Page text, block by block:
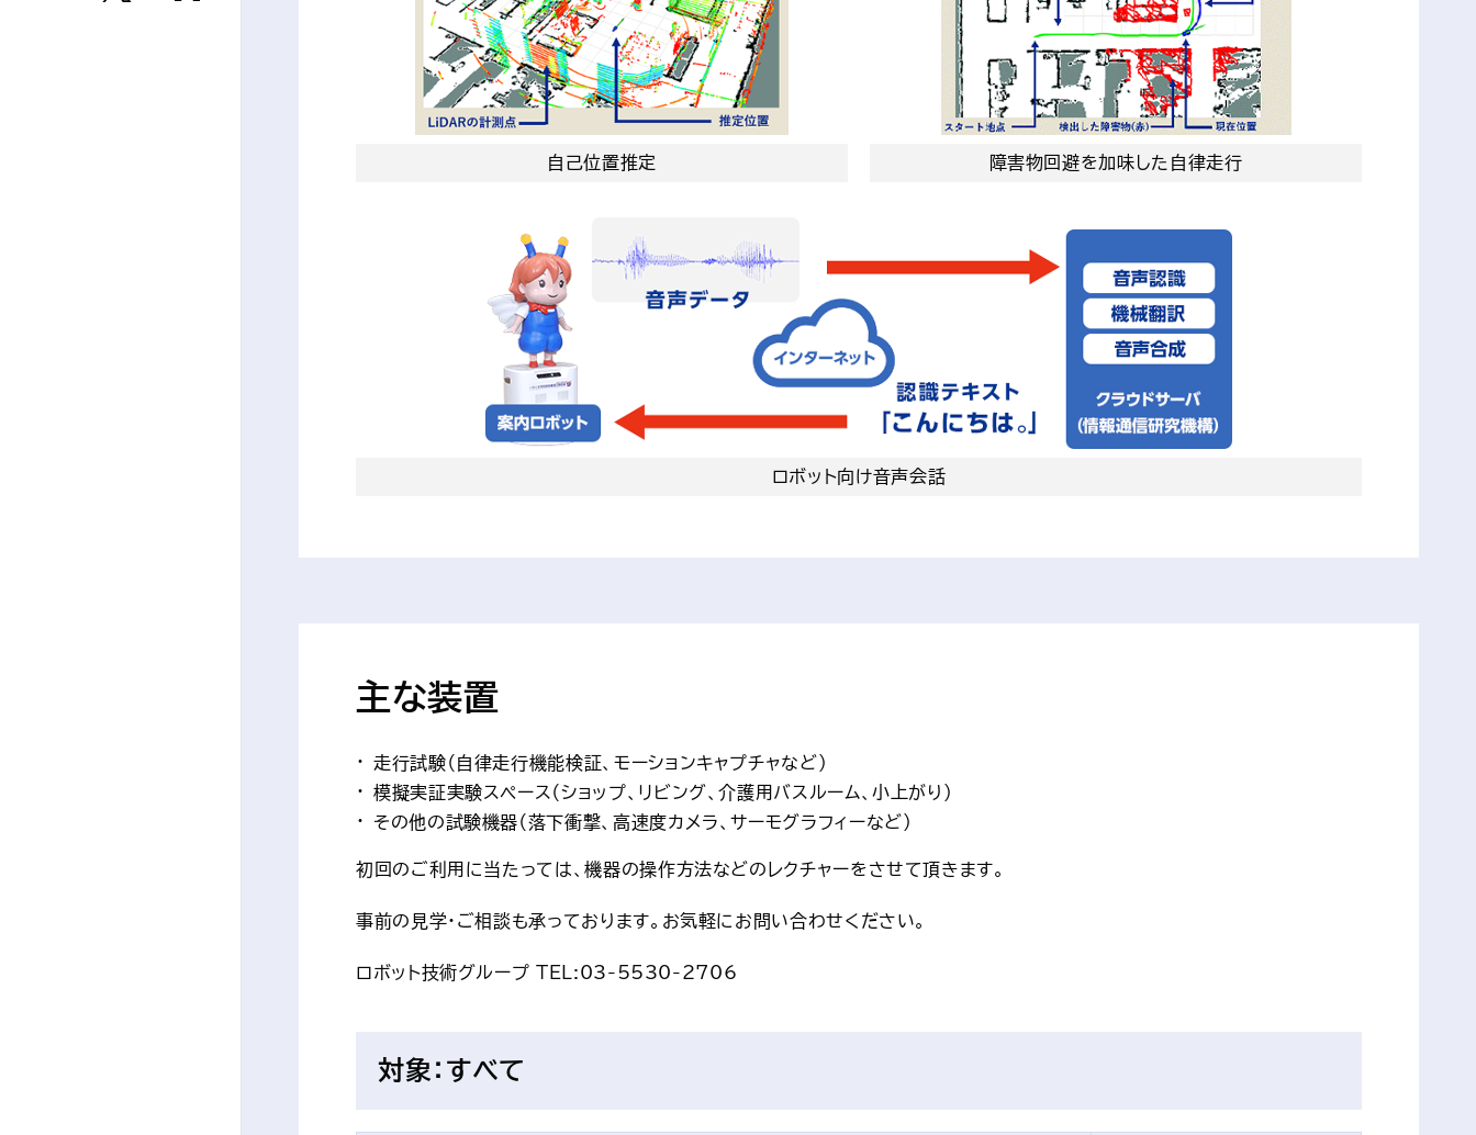
自己位置推定 障害物回避を加味した自律走行
ロボット向け音声会話
主な装置
走行試験（自律走行機能検証、モーションキャプチャなど）
模擬実証実験スペース（ショップ、リビング、介護用バスルーム、小上がり）
その他の試験機器（落下衝撃、高速度カメラ、サーモグラフィーなど）
初回のご利用に当たっては、機器の操作方法などのレクチャーをさせて頂きます。
事前の見学・ご相談も承っております。お気軽にお問い合わせください。
ロボット技術グループ TEL:03-5530-2706
対象：すべて